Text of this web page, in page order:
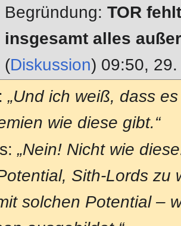
Begründung: TOR
insgesamt alles
(Diskussion) 09:50,
„Und ich weiß, dass
wie diese gibt.“
„Nein! Nicht wie
Sith-Lords zu
solchen Potential –